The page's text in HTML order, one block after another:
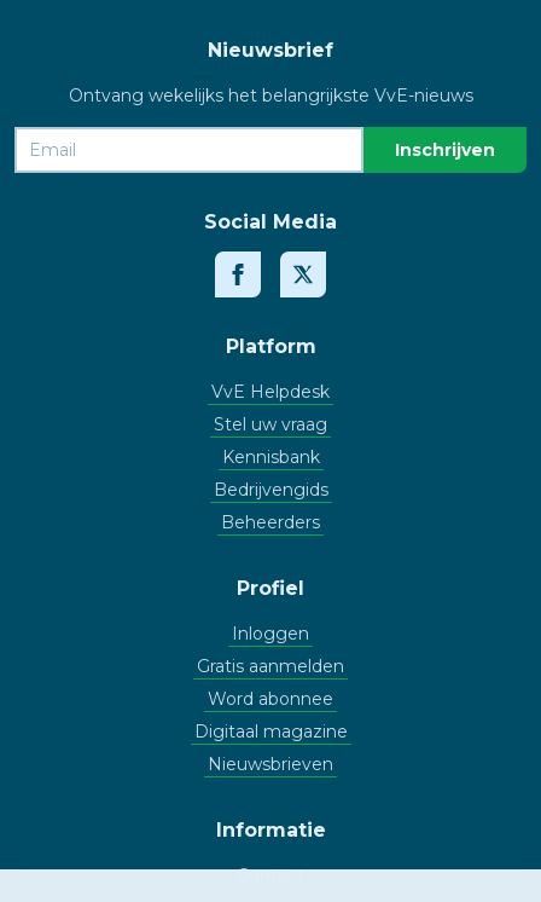
Nieuwsbrief
Ontvang wekelijks het belangrijkste VvE-nieuws
Social Media
Platform
VvE Helpdesk
Stel uw vraag
Kennisbank
Bedrijvengids
Beheerders
Profiel
Inloggen
Gratis aanmelden
Word abonnee
Digitaal magazine
Nieuwsbrieven
Informatie
Contact